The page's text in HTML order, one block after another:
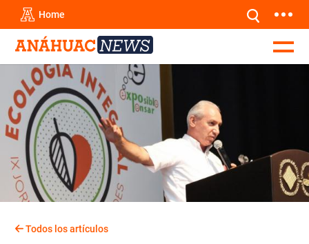
Home
Todos los artículos